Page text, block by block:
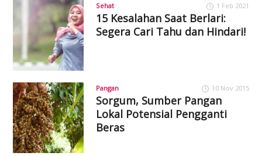
Sehat 1 Feb 2021
15 Kesalahan Saat Berlari:
Segera Cari Tahu dan Hindari!
Pangan 10 Nov 2015
Sorgum, Sumber Pangan
Lokal Potensial Pengganti
Beras